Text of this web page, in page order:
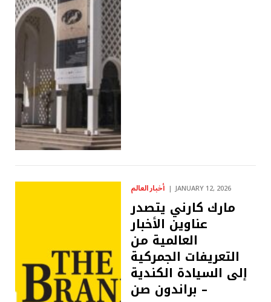
أخبار العالم JANUARY 12, 2026
مارك كارني يتصدر
عناوين الأخبار
العالمية من
التعريفات الجمركية
إلى السيادة الكندية
– براندون صن